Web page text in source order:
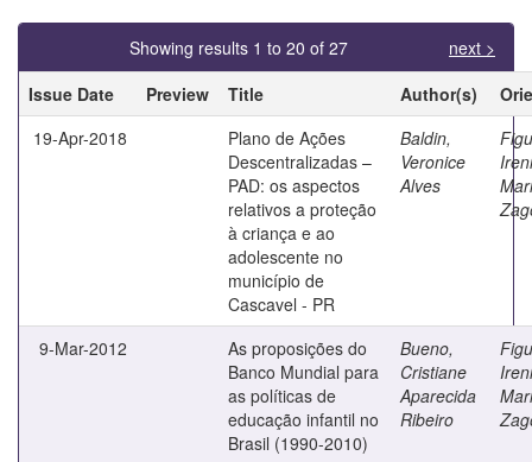
Showing results 1 to 20 of 27
next >
Issue Date
Preview Title Author(s)
19-Apr-2018
Plano de Ações
Descentralizadas –
PAD: os aspectos
relativos a proteção
à criança e ao
adolescente no
município de
Cascavel - PR
Baldin,
Veronice
Alves
Ireni
9-Mar-2012
As proposições do
Banco Mundial para
as políticas de
educação infantil no
Brasil (1990-2010)
Bueno,
Cristiane
Aparecida
Ribeiro
Ireni